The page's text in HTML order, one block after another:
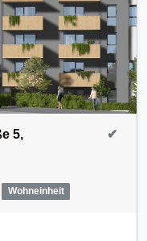
5,
Wohneinheit
✔